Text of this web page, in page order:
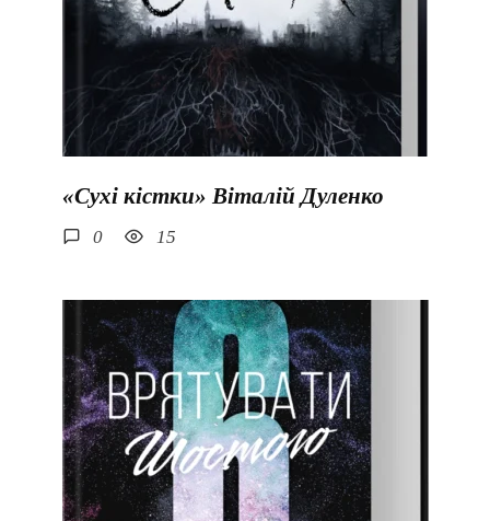
«Сухі кістки» Віталій Дуленко
0 15